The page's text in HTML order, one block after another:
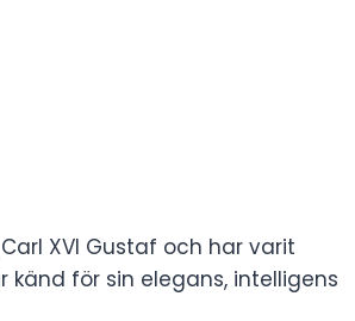
XVI Gustaf och har varit
känd för sin elegans, intelligens